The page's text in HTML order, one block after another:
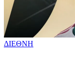
ΔΙΕΘΝΗ